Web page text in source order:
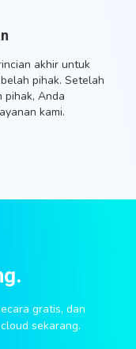
akhir untuk
pihak. Setelah
Anda
kami.
gratis, dan
sekarang.